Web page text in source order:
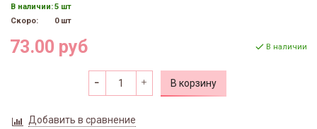
В наличии:5 шт
Скоро:
0 шт
73.00 руб В наличии
В корзину
Добавить в сравнение